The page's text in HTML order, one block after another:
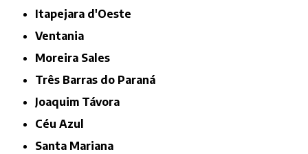
Itapejara d'Oeste
Ventania
Moreira Sales
Três Barras do Paraná
Joaquim Távora
Céu Azul
Santa Mariana